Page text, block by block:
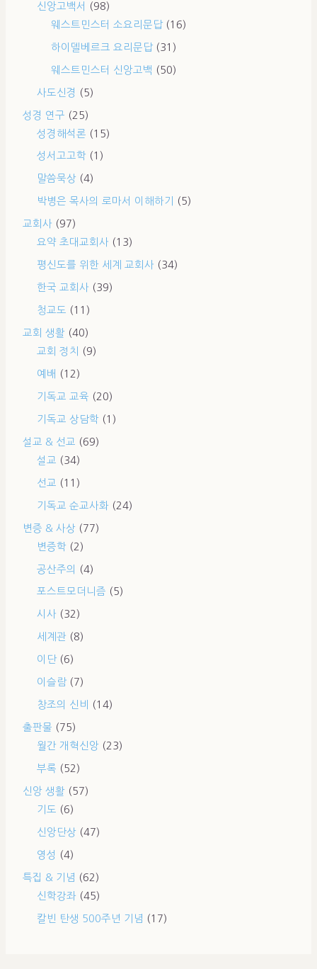
신앙고백서
(98)
웨스트민스터 소요리문답(16)
하이델베르크 요리문답(31)
웨스트민스터 신앙고백 (50)
사도신경 (5)
성경 연구 (25)
성경해석론 (15)
성서고고학 (1)
말씀묵상 (4)
박병은 목사의 로마서 이해하기 (5)
교회사 (97)
요약 초대교회사 (13)
평신도를 위한 세계 교회사 (34)
한국 교회사 (39)
청교도 (11)
교회 생활 (40)
교회 정치
(9)
예배 (12)
기독교 교육 (20)
기독교 상담학 (1)
설교 & 선교
(69)
설교
(34)
선교 (11)
기독교 순교사화 (24)
변증 & 사상 (77)
변증학 (2)
공산주의 (4)
포스트모더니즘 (5)
시사 (32)
세계관 (8)
이단 (6)
이슬람 (7)
창조의 신비 (14)
출판물 (75)
월간 개혁신앙 (23)
부록 (52)
신앙 생활 (57)
기도 (6)
신앙단상 (47)
영성 (4)
특집 & 기념 (62)
신학강좌 (45)
칼빈 탄생 500주년 기념 (17)